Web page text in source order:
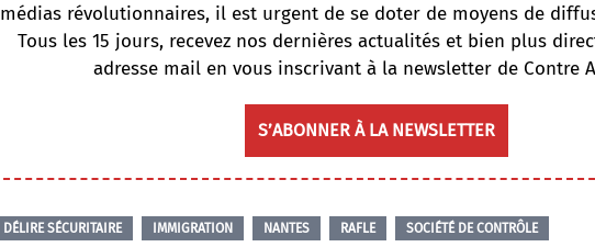
médias révolutionnaires, il est urgent de se doter de moyens de
Tous les 15 jours, recevez nos dernières actualités et bien plus
adresse mail en vous inscrivant à la newsletter de Contre
S’ABONNER À LA NEWSLETTER
DÉLIRE SÉCURITAIRE IMMIGRATION NANTES RAFLE SOCIÉTÉ DE CONTRÔLE